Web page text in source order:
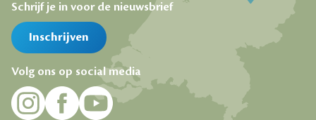
Schrijf je in voor de nieuwsbrief
Inschrijven
Volg ons op social media